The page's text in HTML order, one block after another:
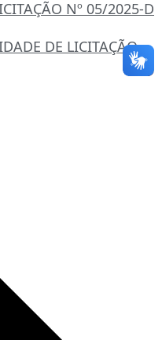
Nº 05/2025-D
DE LICITAÇÃO